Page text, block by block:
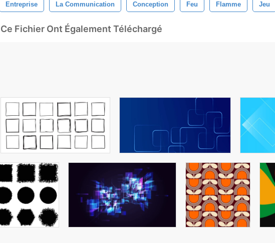
Entreprise La Communication Conception Feu Flamme Jeu
Fichier Ont Également Téléchargé